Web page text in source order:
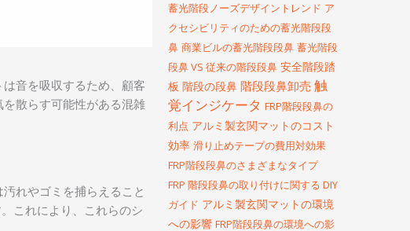
音を吸収するため、顧客
散らす可能性がある混雑
れやゴミを捕らえること
これにより、これらのシ
蓄光階段ノーズデザイントレンド ア
クセシビリティのための蓄光階段段
鼻 商業ビルの蓄光階段段鼻 蓄光階段
段鼻 VS 従来の階段段鼻 安全階段踏
板 階段の段鼻 階段段鼻卸売 触
覚インジケータ FRP階段段鼻の
利点 アルミ製玄関マットのコスト
効率 滑り止めテープの費用対効果
FRP階段段鼻のさまざまなタイプ
FRP 階段段鼻の取り付けに関する DIY
ガイド アルミ製玄関マットの環境
への影響 FRP階段段鼻の環境への影